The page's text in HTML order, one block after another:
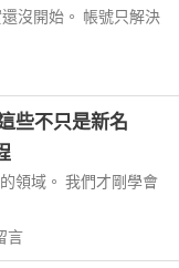
沒開始。 帳號只解決
些不只是新名
領域。 我們才剛學會
言